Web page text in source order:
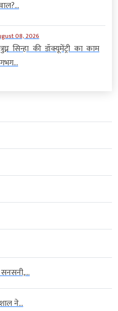
08, 2026
सिन्हा की डॉक्यूमेंट्री का काम
ने...